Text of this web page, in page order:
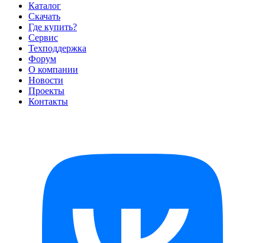
Каталог
Скачать
Где купить?
Сервис
Техподдержка
Форум
О компании
Новости
Проекты
Контакты